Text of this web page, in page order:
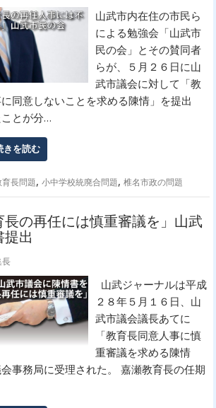
山武市内在住の市民ら
による勉強会「山武市
民の会」とその賛同者
らが、５月２６日に山
武市議会に対して「教
同意しないことを求める陳情」を提出
とが分…
きを読む
長問題,小中学校統廃合問題,椎名市政の問題
長の再任には慎重審議を」山武
出
長
山武ジャーナルは平成
２８年５月１６日、山
武市議会議長あてに
「教育長同意人事に慎
重審議を求める陳情
事務局に受理された。 嘉瀬教育長の任期